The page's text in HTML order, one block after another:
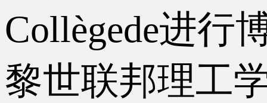
Collègede进行
黎世联邦理工